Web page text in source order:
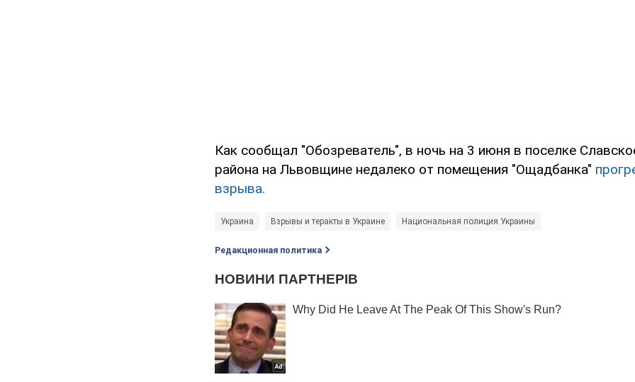
Как сообщал "Обозреватель", в ночь на 3 июня в поселке
района на Львовщине недалеко от помещения "Ощадбанка"
взрыва.
Украина Взрывы и теракты в Украине Национальная полиция Украины
Редакционная политика